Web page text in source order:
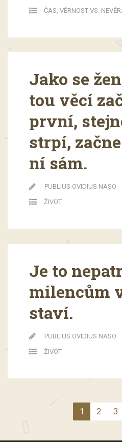
ČAS, VĚRNOST VS.
Jako se
tou věcí
první,
strpí,
ní sám.
PUBLIUS OVIDIUS NASO
ŽIVOT
Je to
milencům
staví.
PUBLIUS OVIDIUS NASO
ŽIVOT
1 2 3